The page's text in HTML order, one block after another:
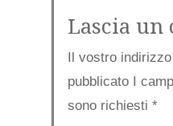
Lascia un
Il vostro
pubblicato I
sono richiesti *